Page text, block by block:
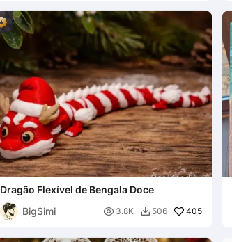
Dragão Flexível de Bengala Doce
BigSimi
 3.8K  506 405